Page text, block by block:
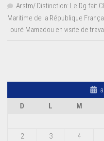
Arstm/ Distinction: Le Dg fait
Maritime de la République
Touré Mamadou en visite de
D
L M
2
3 4